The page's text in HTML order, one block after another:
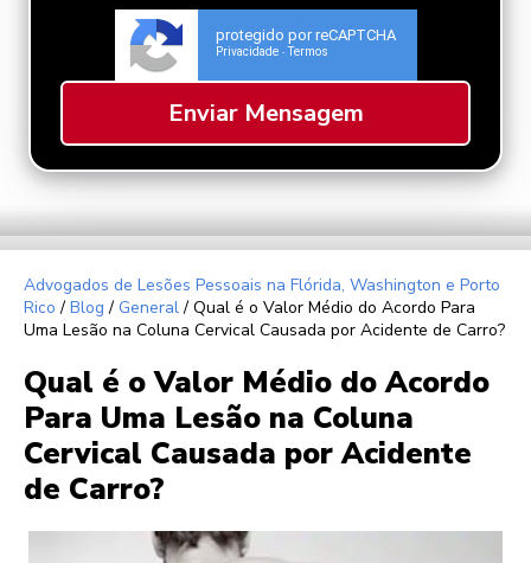
protegido por reCAPTCHA
Privacidade - Termos
Advogados de Lesões Pessoais na Flórida, Washington e Porto
Rico / Blog / General/ Qual é o Valor Médio do Acordo Para
Uma Lesão na Coluna Cervical Causada por Acidente de Carro?
Qual é o Valor Médio do Acordo
Para Uma Lesão na Coluna
Cervical Causada por Acidente
de Carro?